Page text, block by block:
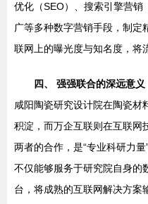
优化（SEO）、搜索引擎营销
广等多种数字营销手段，制定
联网上的曝光度与知名度，将
四、 强强联合的深远意义
咸阳陶瓷研究设计院在陶瓷材
积淀，而万企互联则在互联网
两者的合作，是“专业科研力
不仅能够服务于研究院自身的
台，将成熟的互联网解决方案